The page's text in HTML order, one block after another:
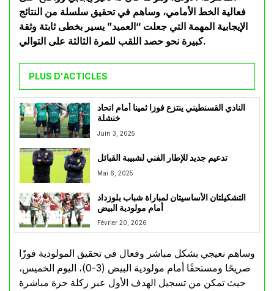
فعالية الخط الأمامي، وساهم في تحقيق سلسلة من النتائج
الإيجابية المهمة التي جعلت “العميد” يسير بخطى ثابتة وثقة
كبيرة نحو حصد اللقب للمرة الثالثة على التوالي.
PLUS D'ACTICLES
النادي القسنطيني ينتزع فوزا ثمينا أمام اتحاد
خنشلة
Juin 3, 2025
تدعيم جديد للإطار الفني لشبيبة القبائل
Mai 6, 2025
التشكيلتان الأساسيتان لمباراة شباب بلوزداد
أمام مولودية البيض
Février 20, 2026
وساهم نعيجي بشكل مباشر وفعال في تحقيق المولودية فوزًا
صريحًا ومستحقًا أمام مولودية البيض (3-0)، اليوم الخميس،
حيث تمكن من تسجيل الهدف الأول عبر ركلة حرة مباشرة